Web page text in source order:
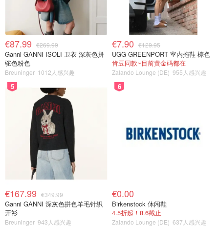
€87.99 €269.99
Ganni GANNI ISOLI 卫衣 深灰色拼
驼色粉色
Breuninger 1012人感兴趣
€7.90 €129.95
UGG GREENPORT 室内拖鞋 棕色
肯豆同款~目前黄金码都在
Zalando Lounge (DE) 955人感兴趣
5
€167.99 €349.99
Ganni GANNI 深灰色拼色羊毛针织
开衫
Breuninger 943人感兴趣
6
€0.00
Birkenstock 休闲鞋
4.5折起！8.6截止
Zalando Lounge (DE) 637人感兴趣